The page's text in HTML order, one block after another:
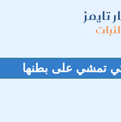
تايمز
تمشي على بطنها